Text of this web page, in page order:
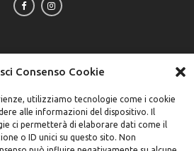
Consenso Cookie
utilizziamo tecnologie come i cookie
alle informazioni del dispositivo. Il
ci permetterà di elaborare dati come il
o ID unici su questo sito. Non